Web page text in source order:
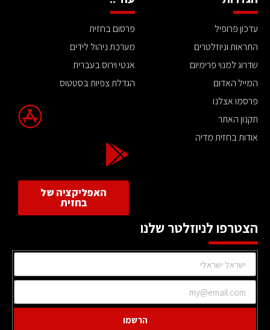
עדכון פרופיל
התראות וניוזלטרים
שדרוג למנוי פרימיום
המייל האדום
פרסמו אצלנו
תקנון האתר
אודות בחזית מדיה
פרסום בחזית
מערכת ניהול לידים
אנטי וירוס בעברית
הגדלת צפיות בסטטוס
האפליקציה של
בחזית
הצטרפו לניוזלטר שלנו
הרשמו